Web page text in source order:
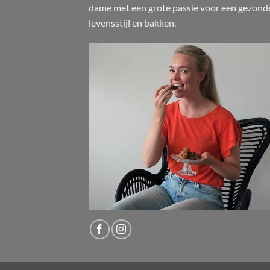
dame met een grote passie voor een
levensstijl en bakken.